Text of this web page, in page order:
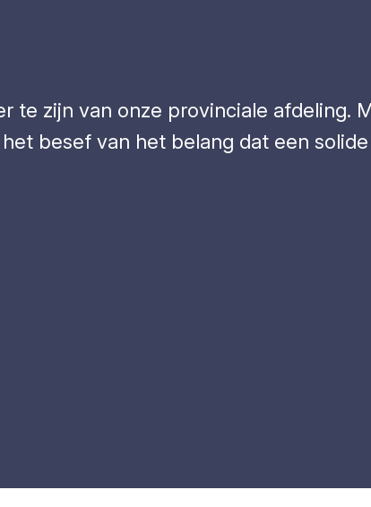
te zijn van onze provinciale afdeling.
besef van het belang dat een